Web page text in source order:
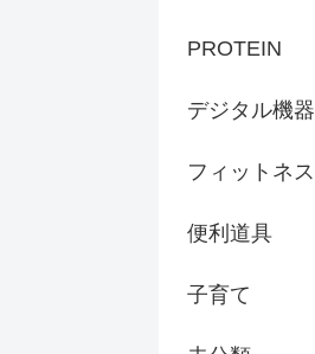
PROTEIN
デジタル機器
フィットネス
便利道具
子育て